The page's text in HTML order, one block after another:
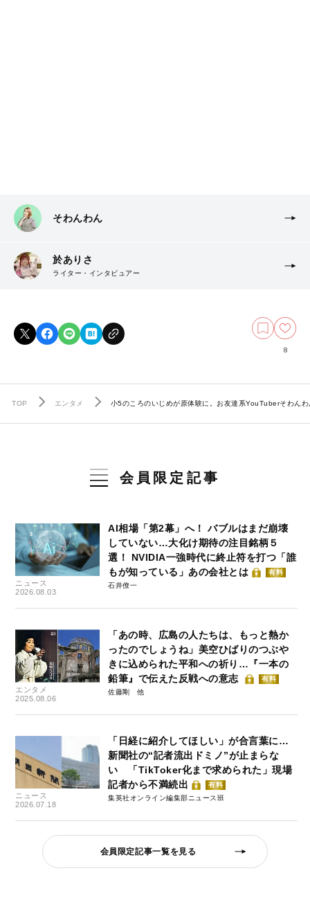
そわんわん
於ありさ
ライター・インタビュアー
8
TOP エンタメ 小5のころのいじめが原体験に。お友達系YouTuberそわん
会員限定記事
ニュース
2026.08.03
AI相場「第2幕」へ！ バブルはまだ崩壊
していない…大化け期待の注目銘柄５
選！ NVIDIA一強時代に終止符を打つ「誰
もが知っている」あの会社とは
有料
石井僚一
エンタメ
2025.08.06
「あの時、広島の人たちは、もっと熱か
ったのでしょうね」美空ひばりのつぶや
きに込められた平和への祈り…『一本の
鉛筆』で伝えた反戦への意志
有料
佐藤剛
ニュース
2026.07.18
「日経に紹介してほしい」が合言葉に…
新聞社の“記者流出ドミノ”が止まらな
い 「TikToker化まで求められた」現場
記者から不満続出
有料
集英社オンライン編集部ニュース班
会員限定記事一覧を見る